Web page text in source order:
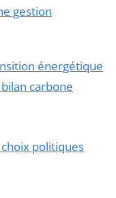
gestion
énergétique
carbone
politiques